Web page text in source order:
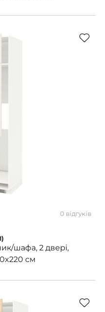
0 відгуків
шафа, 2 двері,
см